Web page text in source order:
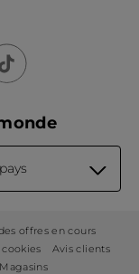
offres en cours
Avis clients
Magasins